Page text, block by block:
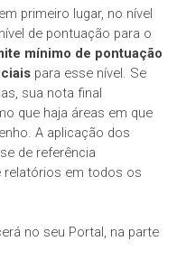
primeiro lugar, no nível
de pontuação para o
mínimo de pontuação
para esse nível. Se
sua nota final
que haja áreas em que
A aplicação dos
de referência
relatórios em todos os
no seu Portal, na parte